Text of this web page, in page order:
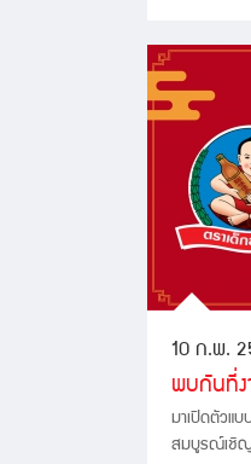
10 ก.พ.
พบกันที่ง
มาเปิดตัวแ
สมบูรณ์เชิญม